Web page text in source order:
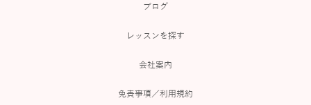
ブログ
レッスンを探す
会社案内
免責事項／利用規約